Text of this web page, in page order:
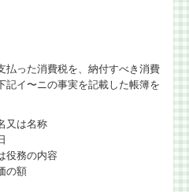
払った消費税を、納付すべき消費
記イ〜ニの事実を記載した帳簿を
又は名称
役務の内容
の額